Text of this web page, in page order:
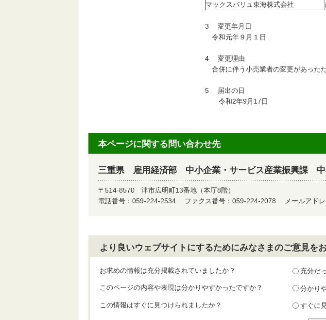
マックスバリュ東海株式会社
3 変更年月日
令和元年９月１日
4 変更理由
合併に伴う小売業者の変更があった
5 届出の日
令和2年9月17日
本ページに関する問い合わせ先
三重県 雇用経済部 中小企業・サービス産業振興課 中
〒514-8570 津市広明町13番地（本庁8階）
電話番号： 059-224-2534 ファクス番号：059-224-2078 メールアドレ
より良いウェブサイトにするためにみなさまのご意見を
お求めの情報は充分掲載されていましたか？ 充分だ
このページの内容や表現は分かりやすかったですか？ 分かり
この情報はすぐに見つけられましたか？ すぐに